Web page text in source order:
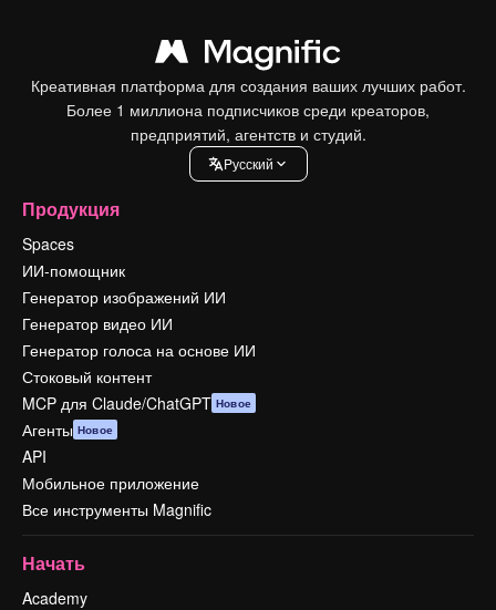
Креативная платформа для создания ваших лучших работ.
Более 1 миллиона подписчиков среди креаторов,
предприятий, агентств и студий.
Pусский
Продукция
Spaces
ИИ-помощник
Генератор изображений ИИ
Генератор видео ИИ
Генератор голоса на основе ИИ
Стоковый контент
MCP для Claude/ChatGPT Новое
Агенты Новое
API
Мобильное приложение
Все инструменты Magnific
Начать
Academy